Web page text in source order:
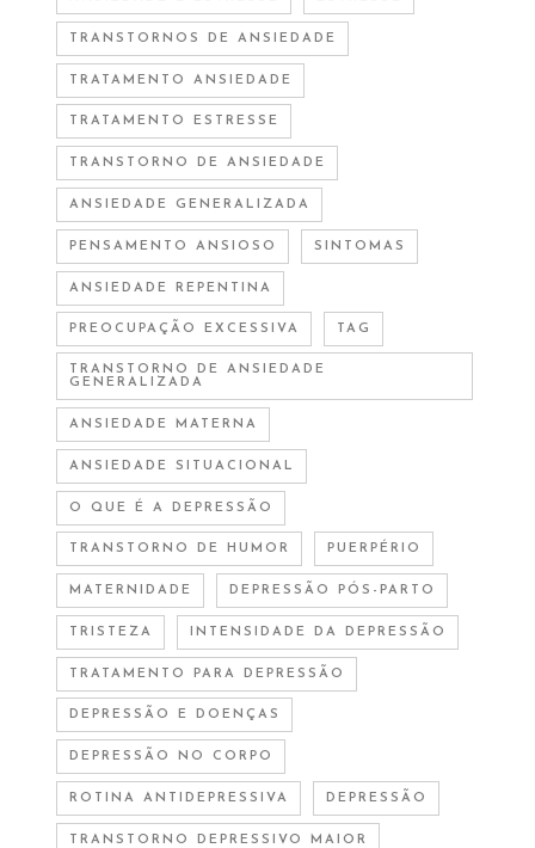
TRANSTORNOS DE ANSIEDADE
TRATAMENTO ANSIEDADE
TRATAMENTO ESTRESSE
TRANSTORNO DE ANSIEDADE
ANSIEDADE GENERALIZADA
PENSAMENTO ANSIOSO SINTOMAS
ANSIEDADE REPENTINA
PREOCUPAÇÃO EXCESSIVA TAG
TRANSTORNO DE ANSIEDADE
GENERALIZADA
ANSIEDADE MATERNA
ANSIEDADE SITUACIONAL
O QUE É A DEPRESSÃO
TRANSTORNO DE HUMOR PUERPÉRIO
MATERNIDADE DEPRESSÃO PÓS-PARTO
TRISTEZA INTENSIDADE DA DEPRESSÃO
TRATAMENTO PARA DEPRESSÃO
DEPRESSÃO E DOENÇAS
DEPRESSÃO NO CORPO
ROTINA ANTIDEPRESSIVA DEPRESSÃO
TRANSTORNO DEPRESSIVO MAIOR